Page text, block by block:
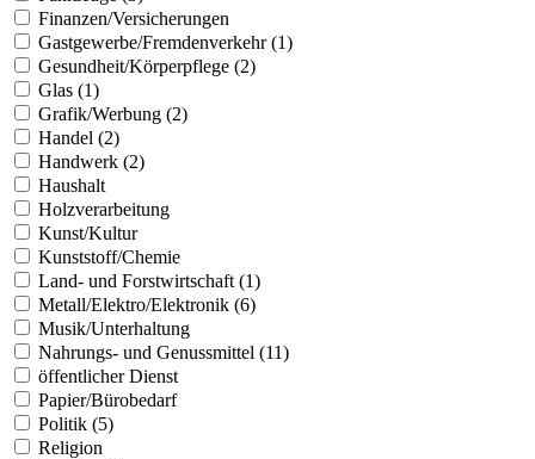
Finanzen/Versicherungen
Gastgewerbe/Fremdenverkehr (1)
Gesundheit/Körperpflege (2)
Glas (1)
Grafik/Werbung (2)
Handel (2)
Handwerk (2)
Haushalt
Holzverarbeitung
Kunst/Kultur
Kunststoff/Chemie
Land- und Forstwirtschaft (1)
Metall/Elektro/Elektronik (6)
Musik/Unterhaltung
Nahrungs- und Genussmittel (11)
öffentlicher Dienst
Papier/Bürobedarf
Politik (5)
Religion